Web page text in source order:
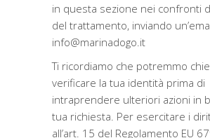
in questa sezione nei confronti
del trattamento, inviando
info@marinadogo.it
Ti ricordiamo che potremmo
verificare la tua identità prima di
intraprendere ulteriori azioni in
tua richiesta. Per esercitare i
all’art. 15 del Regolamento EU